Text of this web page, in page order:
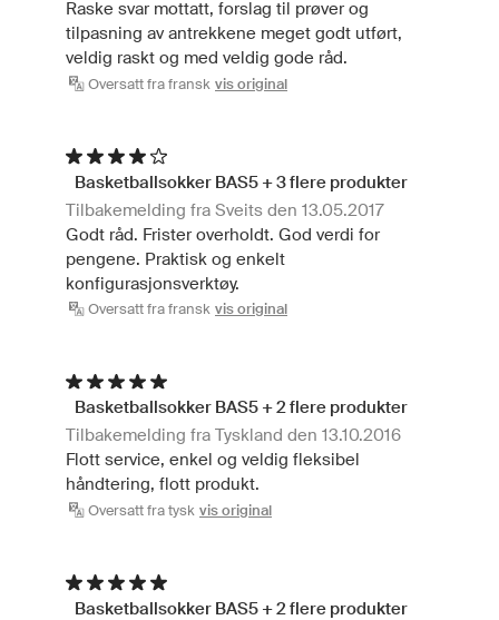
Raske svar mottatt, forslag til prøver og
tilpasning av antrekkene meget godt utført,
veldig raskt og med veldig gode råd.
Oversatt fra fransk vis original
Basketballsokker BAS5 + 3 flere produkter
Tilbakemelding fra Sveits den 13.05.2017
Godt råd. Frister overholdt. God verdi for
pengene. Praktisk og enkelt
konfigurasjonsverktøy.
Oversatt fra fransk vis original
Basketballsokker BAS5 + 2 flere produkter
Tilbakemelding fra Tyskland den 13.10.2016
Flott service, enkel og veldig fleksibel
håndtering, flott produkt.
Oversatt fra tysk vis original
Basketballsokker BAS5 + 2 flere produkter